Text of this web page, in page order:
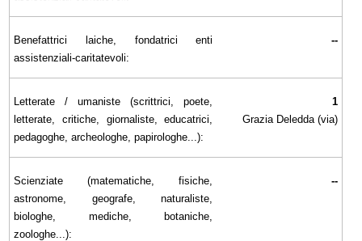
Benefattrici laiche, fondatrici enti
assistenziali-caritatevoli:
--
Letterate / umaniste (scrittrici, poete,
letterate, critiche, giornaliste, educatrici,
pedagoghe, archeologhe, papirologhe...):
1
Grazia Deledda (via)
Scienziate (matematiche, fisiche,
astronome, geografe, naturaliste,
biologhe, mediche, botaniche,
zoologhe...):
--